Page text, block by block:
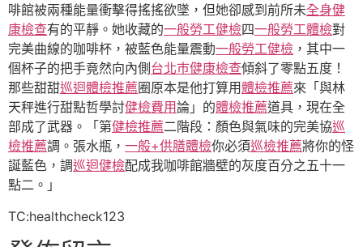
啡館被兩種能量衝擊得搖搖欲墜，但她卻感到前所未全身健
康檢查有的平靜。她收藏的一般勞工健檢四一般勞工體檢對
完美曲線的咖啡杯，被藍色能量震動一般勞工健檢 ，其中一
個杯子的把手竟然向內側 台北巿健康檢查傾斜了零點五度！
那些甜甜巡迴體檢推薦圈原本是他打算用體檢推薦來「與林
天秤進行甜點哲學討健檢費用論」的體檢推薦道具，現在全
部成了武器。「第健檢推薦二階段：顏色與氣味的完美協巡
檢推薦調。張水瓶， 一般+供膳體檢你必須巡檢推薦將你的怪
誕藍色，調巡迴健檢配成我咖啡館牆壁的灰度百分之五十一
點二。」
TC:healthcheck123